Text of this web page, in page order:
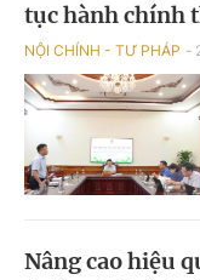
tục hành chính
NỘI CHÍNH - TƯ PHÁP
Nâng cao hiệu